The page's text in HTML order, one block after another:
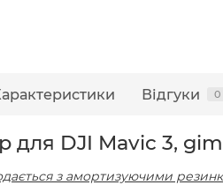
Відгуки 0
для DJI Mavic 3,
з амортизуючими